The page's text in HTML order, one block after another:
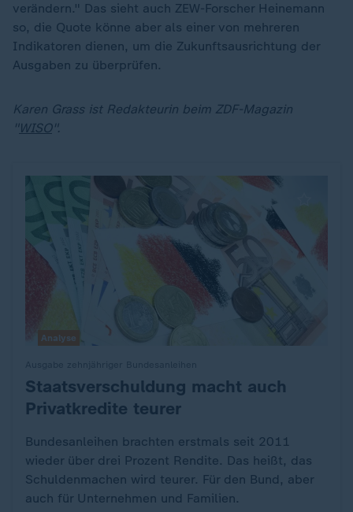
verändern." Das sieht auch ZEW-Forscher Heinemann
so, die Quote könne aber als einer von mehreren
Indikatoren dienen, um die Zukunftsausrichtung der
Ausgaben zu überprüfen.
Karen Grass ist Redakteurin beim ZDF-Magazin
"WISO".
:Staatsverschuldung macht auch
Privatkredite teurer
Bundesanleihen brachten erstmals seit 2011
wieder über drei Prozent Rendite. Das heißt, das
Schuldenmachen wird teurer. Für den Bund, aber
auch für Unternehmen und Familien.
Analyse